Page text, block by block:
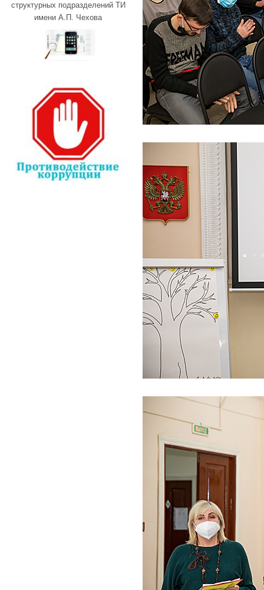
структурных подразделений ТИ
имени А.П. Чехова